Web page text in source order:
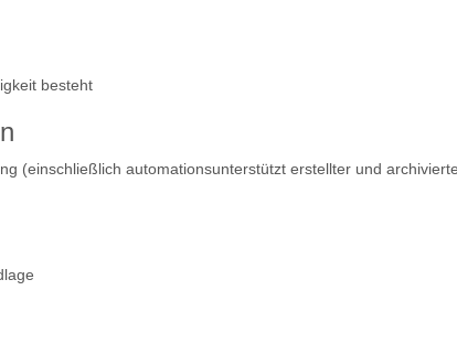
besteht
(einschließlich automationsunterstützt erstellter und